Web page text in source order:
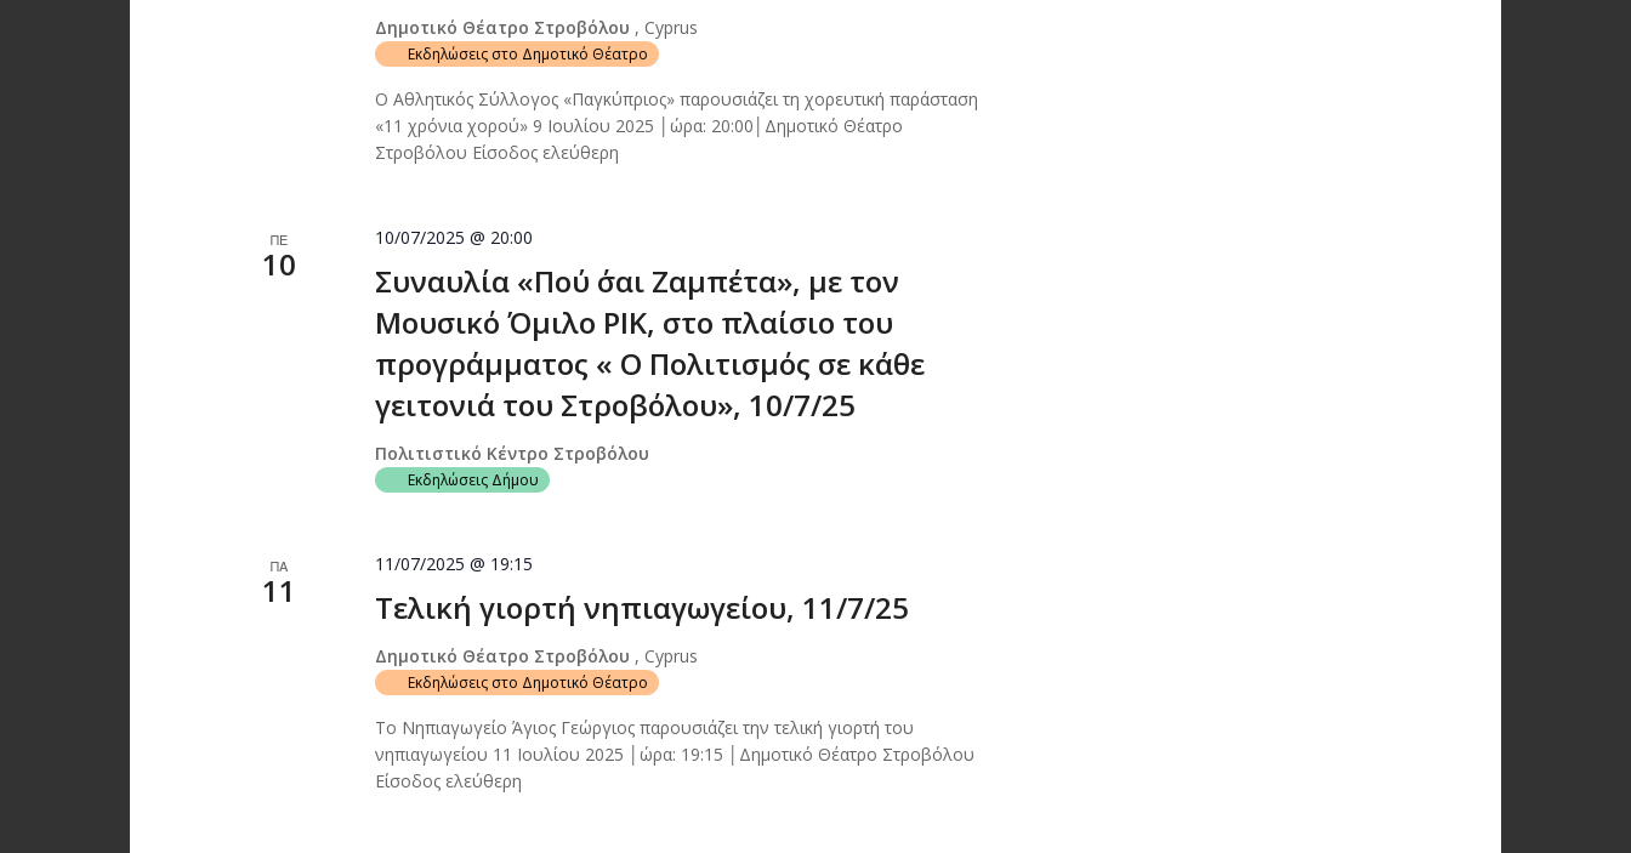
Δημοτικό Θέατρο Στροβόλου , Cyprus
Εκδηλώσεις στο Δημοτικό Θέατρο
Ο Αθλητικός Σύλλογος «Παγκύπριος» παρουσιάζει τη χορευτική παράσταση
«11 χρόνια χορού» 9 Ιουλίου 2025 │ώρα: 20:00│Δημοτικό Θέατρο
Στροβόλου Είσοδος ελεύθερη
ΠΕ
10
Συναυλία «Πού ΄σαι Ζαμπέτα», με τον
Μουσικό Όμιλο ΡΙΚ, στο πλαίσιο του
προγράμματος « Ο Πολιτισμός σε κάθε
γειτονιά του Στροβόλου», 10/7/25
10/07/2025 @ 20:00
Πολιτιστικό Κέντρο Στροβόλου
Εκδηλώσεις Δήμου
ΠΑ
11 Τελική γιορτή νηπιαγωγείου, 11/7/25
11/07/2025 @ 19:15
Δημοτικό Θέατρο Στροβόλου , Cyprus
Εκδηλώσεις στο Δημοτικό Θέατρο
Το Νηπιαγωγείο Άγιος Γεώργιος παρουσιάζει την τελική γιορτή του
νηπιαγωγείου 11 Ιουλίου 2025 │ώρα: 19:15 │Δημοτικό Θέατρο Στροβόλου
Είσοδος ελεύθερη